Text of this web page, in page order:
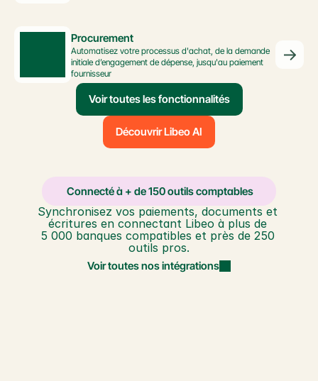
Procurement
Automatisez votre processus d'achat, de la demande
initiale d’engagement de dépense, jusqu'au paiement
fournisseur
Voir toutes les fonctionnalités
Découvrir Libeo AI
️ Connecté à + de 150 outils comptables
Synchronisez vos paiements, documents et
écritures en connectant Libeo à plus de
5 000 banques compatibles et près de 250
outils pros.
Voir toutes nos intégrations